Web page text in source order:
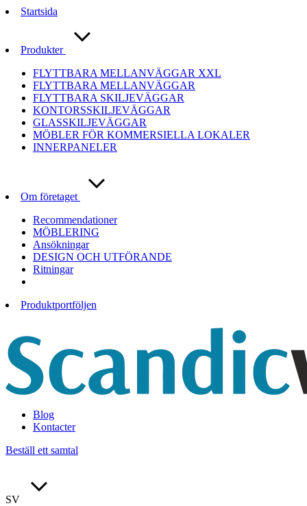
Startsida
Produkter
FLYTTBARA MELLANVÄGGAR XXL
FLYTTBARA MELLANVÄGGAR
FLYTTBARA SKILJEVÄGGAR
KONTORSSKILJEVÄGGAR
GLASSKILJEVÄGGAR
MÖBLER FÖR KOMMERSIELLA LOKALER
INNERPANELER
Om företaget
Recommendationer
MÖBLERING
Ansökningar
DESIGN OCH UTFÖRANDE
Ritningar
Produktportföljen
Blog
Kontacter
Beställ ett samtal
SV